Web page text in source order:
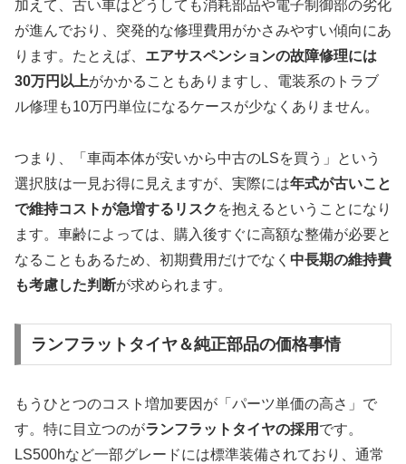
加えて、古い車はどうしても消耗部品や電子制御部の劣化
が進んでおり、突発的な修理費用がかさみやすい傾向にあ
ります。たとえば、 エアサスペンションの故障修理には
30万円以上がかかることもありますし、電装系のトラブ
ル修理も10万円単位になるケースが少なくありません。
つまり、「車両本体が安いから中古のLSを買う」という
選択肢は一見お得に見えますが、実際には年式が古いこと
で維持コストが急増するリスク を抱えるということになり
ます。車齢によっては、購入後すぐに高額な整備が必要と
なることもあるため、初期費用だけでなく 中長期の維持費
も考慮した判断が求められます。
ランフラットタイヤ＆純正部品の価格事情
もうひとつのコスト増加要因が「パーツ単価の高さ」で
す。特に目立つのがランフラットタイヤの採用 です。
LS500hなど一部グレードには標準装備されており、通常